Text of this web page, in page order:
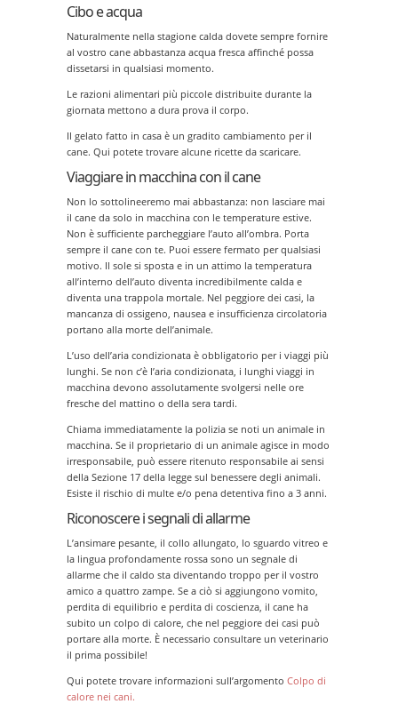
Cibo e acqua
Naturalmente nella stagione calda dovete sempre fornire
al vostro cane abbastanza acqua fresca affinché possa
dissetarsi in qualsiasi momento.
Le razioni alimentari più piccole distribuite durante la
giornata mettono a dura prova il corpo.
Il gelato fatto in casa è un gradito cambiamento per il
cane. Qui potete trovare alcune ricette da scaricare.
Viaggiare in macchina con il cane
Non lo sottolineeremo mai abbastanza: non lasciare mai
il cane da solo in macchina con le temperature estive.
Non è sufficiente parcheggiare l’auto all’ombra. Porta
sempre il cane con te. Puoi essere fermato per qualsiasi
motivo. Il sole si sposta e in un attimo la temperatura
all’interno dell’auto diventa incredibilmente calda e
diventa una trappola mortale. Nel peggiore dei casi, la
mancanza di ossigeno, nausea e insufficienza circolatoria
portano alla morte dell’animale.
L’uso dell’aria condizionata è obbligatorio per i viaggi più
lunghi. Se non c’è l’aria condizionata, i lunghi viaggi in
macchina devono assolutamente svolgersi nelle ore
fresche del mattino o della sera tardi.
Chiama immediatamente la polizia se noti un animale in
macchina. Se il proprietario di un animale agisce in modo
irresponsabile, può essere ritenuto responsabile ai sensi
della Sezione 17 della legge sul benessere degli animali.
Esiste il rischio di multe e/o pena detentiva fino a 3 anni.
Riconoscere i segnali di allarme
L’ansimare pesante, il collo allungato, lo sguardo vitreo e
la lingua profondamente rossa sono un segnale di
allarme che il caldo sta diventando troppo per il vostro
amico a quattro zampe. Se a ciò si aggiungono vomito,
perdita di equilibrio e perdita di coscienza, il cane ha
subito un colpo di calore, che nel peggiore dei casi può
portare alla morte. È necessario consultare un veterinario
il prima possibile!
Qui potete trovare informazioni sull’argomento Colpo di
calore nei cani.